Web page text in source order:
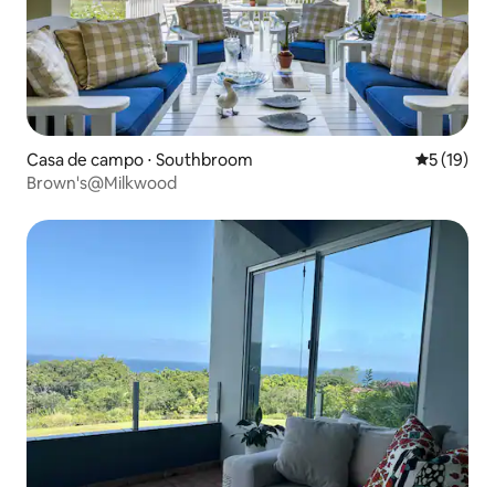
Casa de campo ⋅ Southbroom 5 de uma
5 (19)
Brown's@Milkwood